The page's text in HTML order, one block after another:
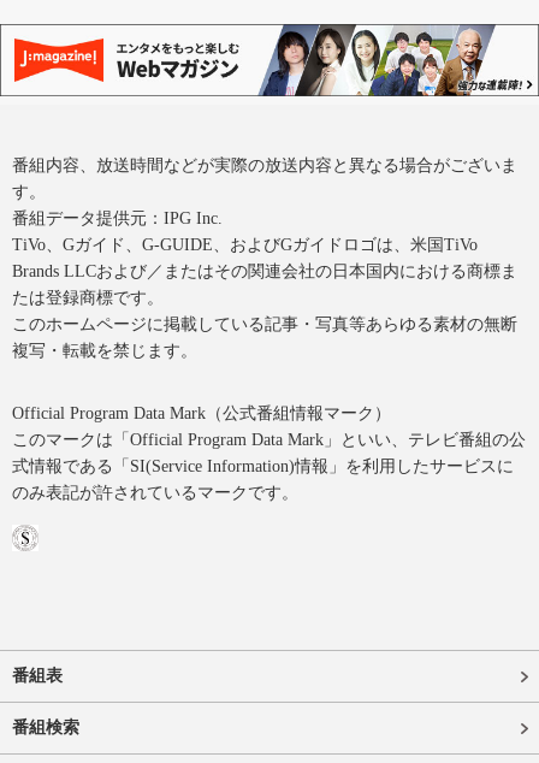
番組内容、放送時間などが実際の放送内容と異なる場合がございま
す。
番組データ提供元：IPG Inc.
TiVo、Gガイド、G-GUIDE、およびGガイドロゴは、米国TiVo
Brands LLCおよび／またはその関連会社の日本国内における商標ま
たは登録商標です。
このホームページに掲載している記事・写真等あらゆる素材の無断
複写・転載を禁じます。
Official Program Data Mark（公式番組情報マーク）
このマークは「Official Program Data Mark」といい、テレビ番組の公
式情報である「SI(Service Information)情報」を利用したサービスに
のみ表記が許されているマークです。
番組表
番組検索